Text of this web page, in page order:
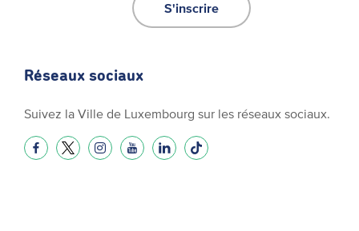
S'inscrire
Réseaux sociaux
Suivez la Ville de Luxembourg sur les réseaux sociaux.